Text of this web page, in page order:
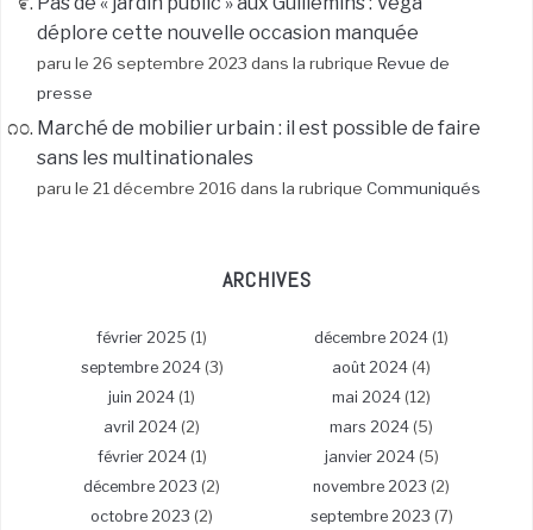
déplore cette nouvelle occasion manquée
paru le 26 septembre 2023 dans la rubrique Revue de
presse
Marché de mobilier urbain : il est possible de faire
sans les multinationales
paru le 21 décembre 2016 dans la rubrique Communiqués
ARCHIVES
février 2025 (1) décembre 2024 (1)
septembre 2024(3) août 2024 (4)
juin 2024 (1) mai 2024 (12)
avril 2024 (2) mars 2024 (5)
février 2024(1) janvier 2024(5)
décembre 2023 (2) novembre 2023 (2)
octobre 2023 (2) septembre 2023 (7)